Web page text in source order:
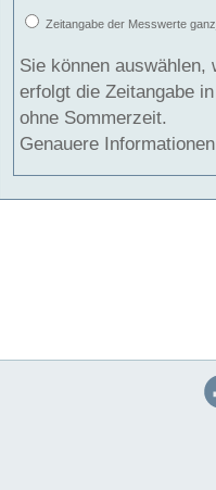
Zeitangabe der Messwerte
Sie können auswählen,
erfolgt die Zeitangabe
ohne Sommerzeit.
Genauere